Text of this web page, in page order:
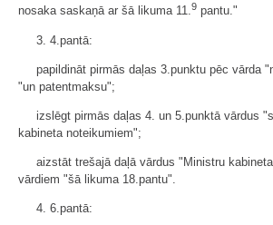
nosaka saskaņā ar šā likuma 11.9 pantu."
3. 4.pantā:
papildināt pirmās daļas 3.punktu pēc vārda
"un patentmaksu";
izslēgt pirmās daļas 4. un 5.punktā vārdus
kabineta noteikumiem";
aizstāt trešajā daļā vārdus "Ministru
vārdiem "šā likuma 18.pantu".
4. 6.pantā: